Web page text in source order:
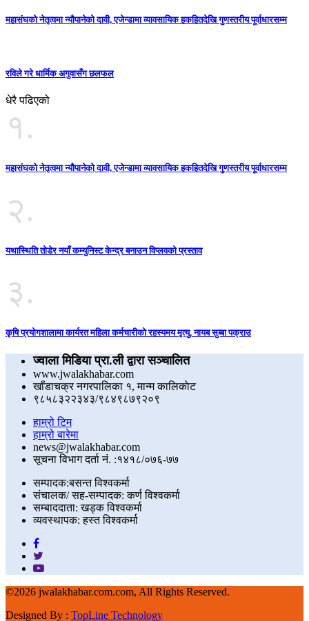
महासंघको नेतृत्वमा न्यौपानेको दावी, एजेन्डामा व्यावसायिक हकहितदेखि गुणस्तरीय पूर्वाधारसम्म
रविले गरे धार्मिक अगुवासँग छलफल
धेरै पढिएको
१.
महासंघको नेतृत्वमा न्यौपानेको दावी, एजेन्डामा व्यावसायिक हकहितदेखि गुणस्तरीय पूर्वाधारसम्म
२.
यथास्थिति तोडेर नयाँ कम्युनिस्ट केन्द्र बनाउन विप्लवको प्रस्ताव
३.
कृषि प्रयोगशालामा कार्यरत महिला कर्मचारीको रहस्यमय मृत्यु, नायब सुब्बा पक्राउ
ज्वाला मिडिया प्रा.ली द्वारा सञ्चालित
www.jwalakhabar.com
खाँडाचक्र नगरपालिका १, मान्म कालिकाेट
९८५८३२२३४३/९८४९८७९२०९
हाम्रो टिम
हाम्रो बारेमा
news@jwalakhabar.com
सूचना विभाग दर्ता नं. :१४१८/०७६-७७
सम्पादक:बसन्त विश्वकर्मा
संचालक/ सह-सम्पादक: कर्ण विश्वकर्मा
सम्बाददाता: खड्क विश्वकर्मा
व्यवस्थापक: हस्त विश्वकर्मा
©2026 jwalakhabar.com.com, All Rights Reserved.
Designed By : TopLine Technology